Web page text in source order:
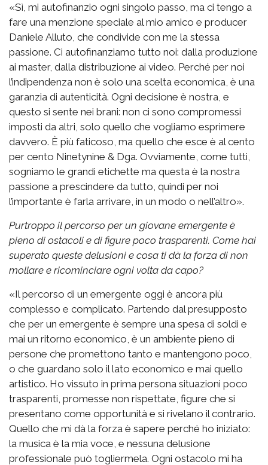
«Sì, mi autofinanzio ogni singolo passo, ma ci tengo a
fare una menzione speciale al mio amico e producer
Daniele Alluto, che condivide con me la stessa
passione. Ci autofinanziamo tutto noi: dalla produzione
ai master, dalla distribuzione ai video. Perché per noi
l’indipendenza non è solo una scelta economica, è una
garanzia di autenticità. Ogni decisione è nostra, e
questo si sente nei brani: non ci sono compromessi
imposti da altri, solo quello che vogliamo esprimere
davvero. È più faticoso, ma quello che esce è al cento
per cento Ninetynine & Dga. Ovviamente, come tutti,
sogniamo le grandi etichette ma questa è la nostra
passione a prescindere da tutto, quindi per noi
l’importante è farla arrivare, in un modo o nell’altro».
Purtroppo il percorso per un giovane emergente è
pieno di ostacoli e di figure poco trasparenti. Come hai
superato queste delusioni e cosa ti dà la forza di non
mollare e ricominciare ogni volta da capo?
«Il percorso di un emergente oggi è ancora più
complesso e complicato. Partendo dal presupposto
che per un emergente è sempre una spesa di soldi e
mai un ritorno economico, è un ambiente pieno di
persone che promettono tanto e mantengono poco,
o che guardano solo il lato economico e mai quello
artistico. Ho vissuto in prima persona situazioni poco
trasparenti, promesse non rispettate, figure che si
presentano come opportunità e si rivelano il contrario.
Quello che mi dà la forza è sapere perché ho iniziato:
la musica è la mia voce, e nessuna delusione
professionale può togliermela. Ogni ostacolo mi ha